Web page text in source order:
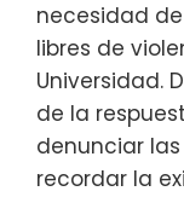
necesidad
libres de
Universidad.
de la
denunciar
recordar la